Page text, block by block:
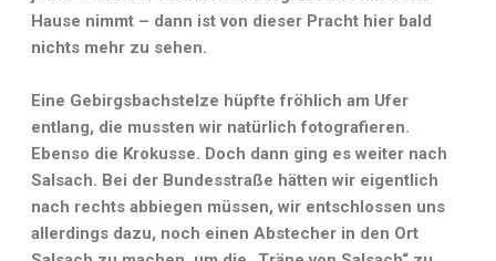
Hause nimmt – dann ist von dieser Pracht hier bald
nichts mehr zu sehen.
Eine Gebirgsbachstelze hüpfte fröhlich am Ufer
entlang, die mussten wir natürlich fotografieren.
Ebenso die Krokusse. Doch dann ging es weiter nach
Salsach. Bei der Bundesstraße hätten wir eigentlich
nach rechts abbiegen müssen, wir entschlossen uns
allerdings dazu, noch einen Abstecher in den Ort